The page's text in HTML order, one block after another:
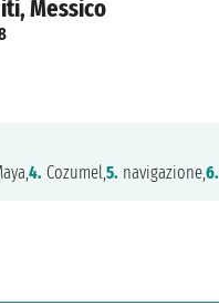
Messico
4. Cozumel,5. navigazione,6.